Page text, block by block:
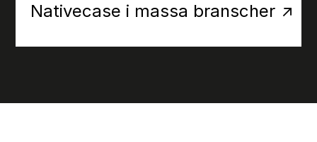
Nativecase i massa branscher